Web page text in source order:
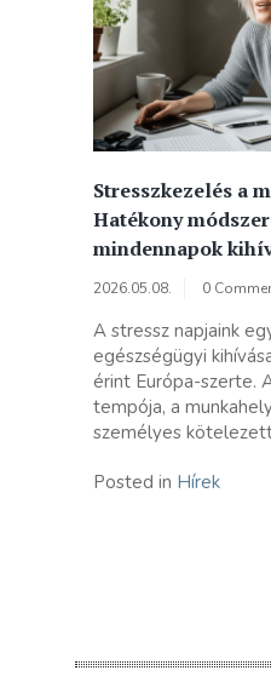
Stresszkezelés a
Hatékony
mindennapok
2026.05.08. 0
A stressz napjaink
egészségügyi
érint Európa-szerte.
tempója, a
személyes
Posted in Hírek